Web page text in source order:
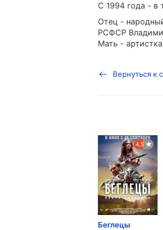
С 1994 года - в
Отец -
РСФСР
Мать -
Вернуться к
4,5
Беглецы